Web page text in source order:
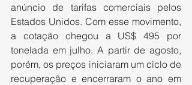
anúncio de tarifas comerciais pelos
Estados Unidos. Com esse movimento,
a cotação chegou a US$ 495 por
tonelada em julho. A partir de agosto,
porém, os preços iniciaram um ciclo de
recuperação e encerraram o ano em